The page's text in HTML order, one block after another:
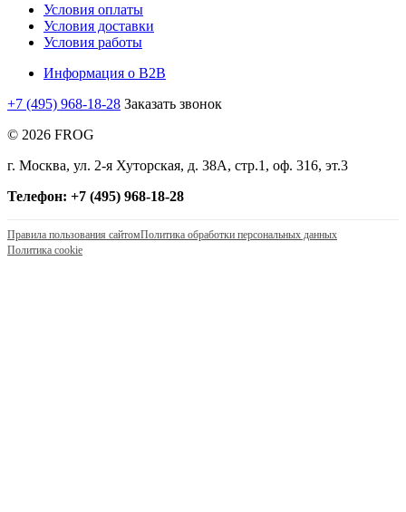
Условия оплаты
Условия доставки
Условия работы
Информация о B2B
+7 (495) 968-18-28 Заказать звонок
© 2026 FROG
г. Москва, ул. 2-я Хуторская, д. 38А, стр.1, оф. 316, эт.3
Телефон: +7 (495) 968-18-28
Правила пользования сайтомПолитика обработки персональных данных
Политика cookie